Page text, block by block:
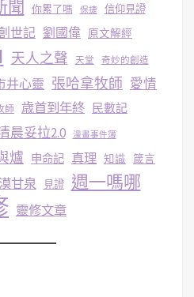
聞 你累了嗎 保捷 信仰見證
世記 劉國偉 原文解經
天人之聲 天堂 奇妙的創造
井心靈 張哈拿牧師 愛情
師 歳首到年終 民數記
晨妥拉2.0 漫畫事件簿
爐 申命記 真理 知識 箴言
甘泉 見證 週一嗎哪
靈修文章